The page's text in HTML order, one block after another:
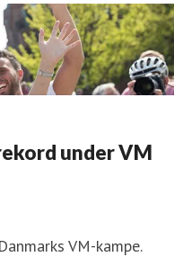
under VM
VM-kampe.